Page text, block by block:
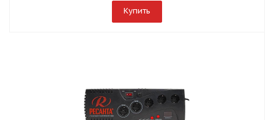
Купить